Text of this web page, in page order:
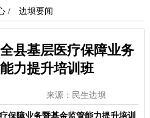
/ 边坝要闻
县基层医疗保障业务
力提升培训班
来源：民生边坝
保障业务暨基金监管能力提升培训